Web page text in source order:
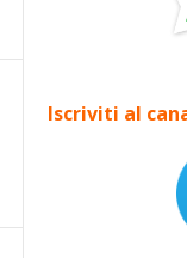
Iscriviti al